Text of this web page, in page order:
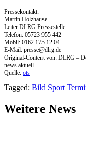
Pressekontakt:
Martin Holzhause
Leiter DLRG Pressestelle
Telefon: 05723 955 442
Mobil: 0162 175 12 04
E-Mail: presse@dlrg.de
Original-Content von: DLRG –
news aktuell
Quelle: ots
Tagged: Bild Sport
Weitere News